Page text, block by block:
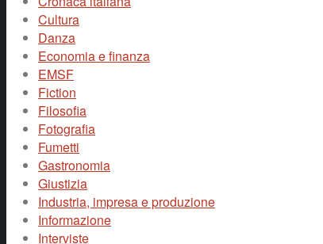
Cultura
Danza
Economia e finanza
EMSF
Fiction
Filosofia
Fotografia
Fumetti
Gastronomia
Giustizia
Industria, impresa e produzione
Informazione
Interviste